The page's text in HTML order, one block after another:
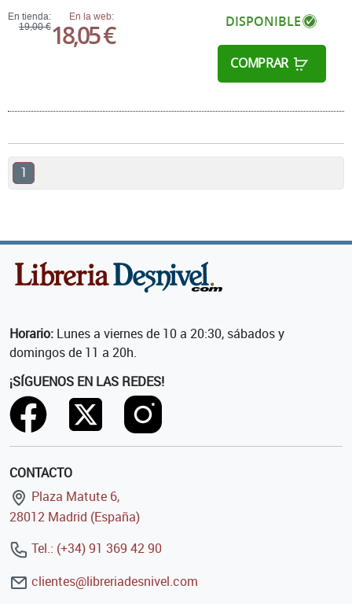
En tienda:
19,00 €
En la web:
18,05 € DISPONIBLE
COMPRAR
1
Horario: Lunes a viernes de 10 a 20:30, sábados y
domingos de 11 a 20h.
¡SÍGUENOS EN LAS REDES!
CONTACTO
Plaza Matute 6,
28012 Madrid (España)
Tel.: (+34) 91 369 42 90
clientes@libreriadesnivel.com